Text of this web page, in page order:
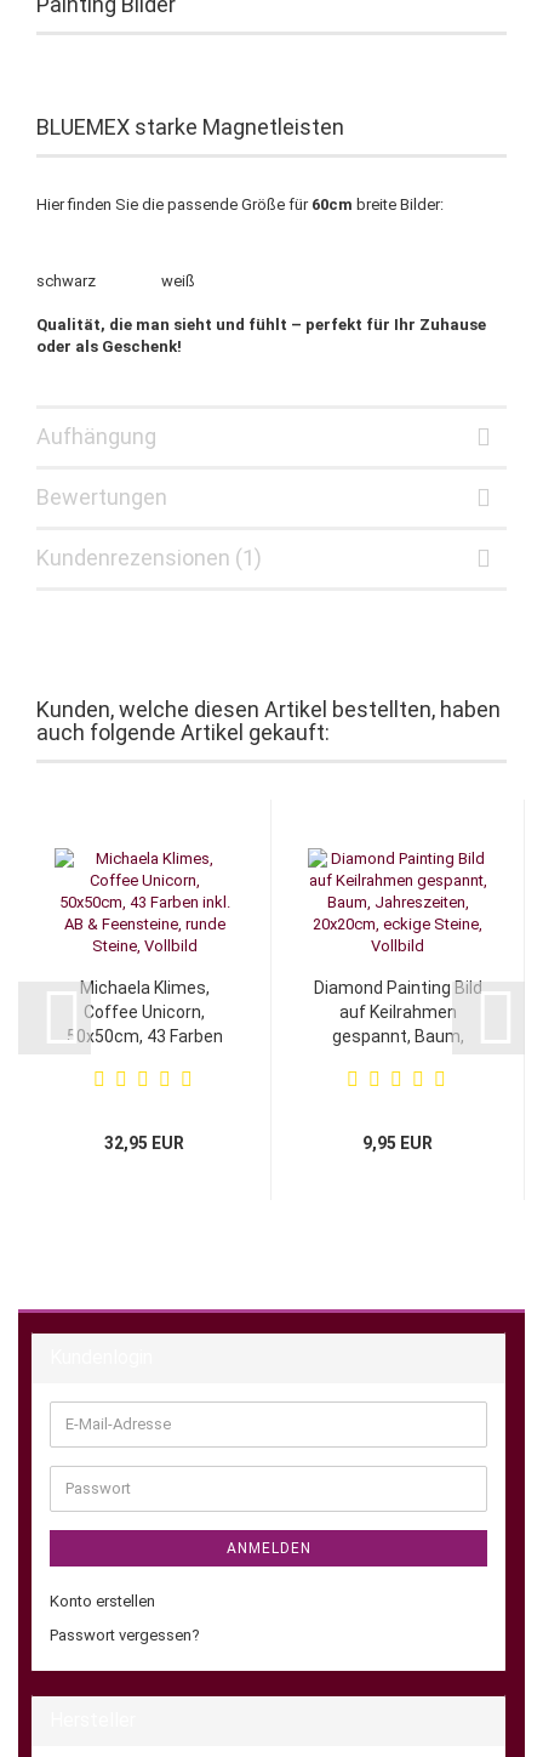
BLUEMEX starke Magnetleisten
Hier finden Sie die passende Größe für 60cm breite Bilder:
schwarz weiß
Qualität, die man sieht und fühlt – perfekt für Ihr Zuhause
oder als Geschenk!
Aufhängung
Bewertungen
Kundenrezensionen (1)
Kunden, welche diesen Artikel bestellten, haben
auch folgende Artikel gekauft:
Michaela Klimes,
Coffee Unicorn,
50x50cm, 43 Farben
runde...
32,95 EUR
Diamond Painting Bild
auf Keilrahmen
gespannt, Baum,
20x20cm,...
9,95 EUR
E-
Mail-
Adresse
Passwort
ANMELDEN
Konto erstellen
Passwort vergessen?